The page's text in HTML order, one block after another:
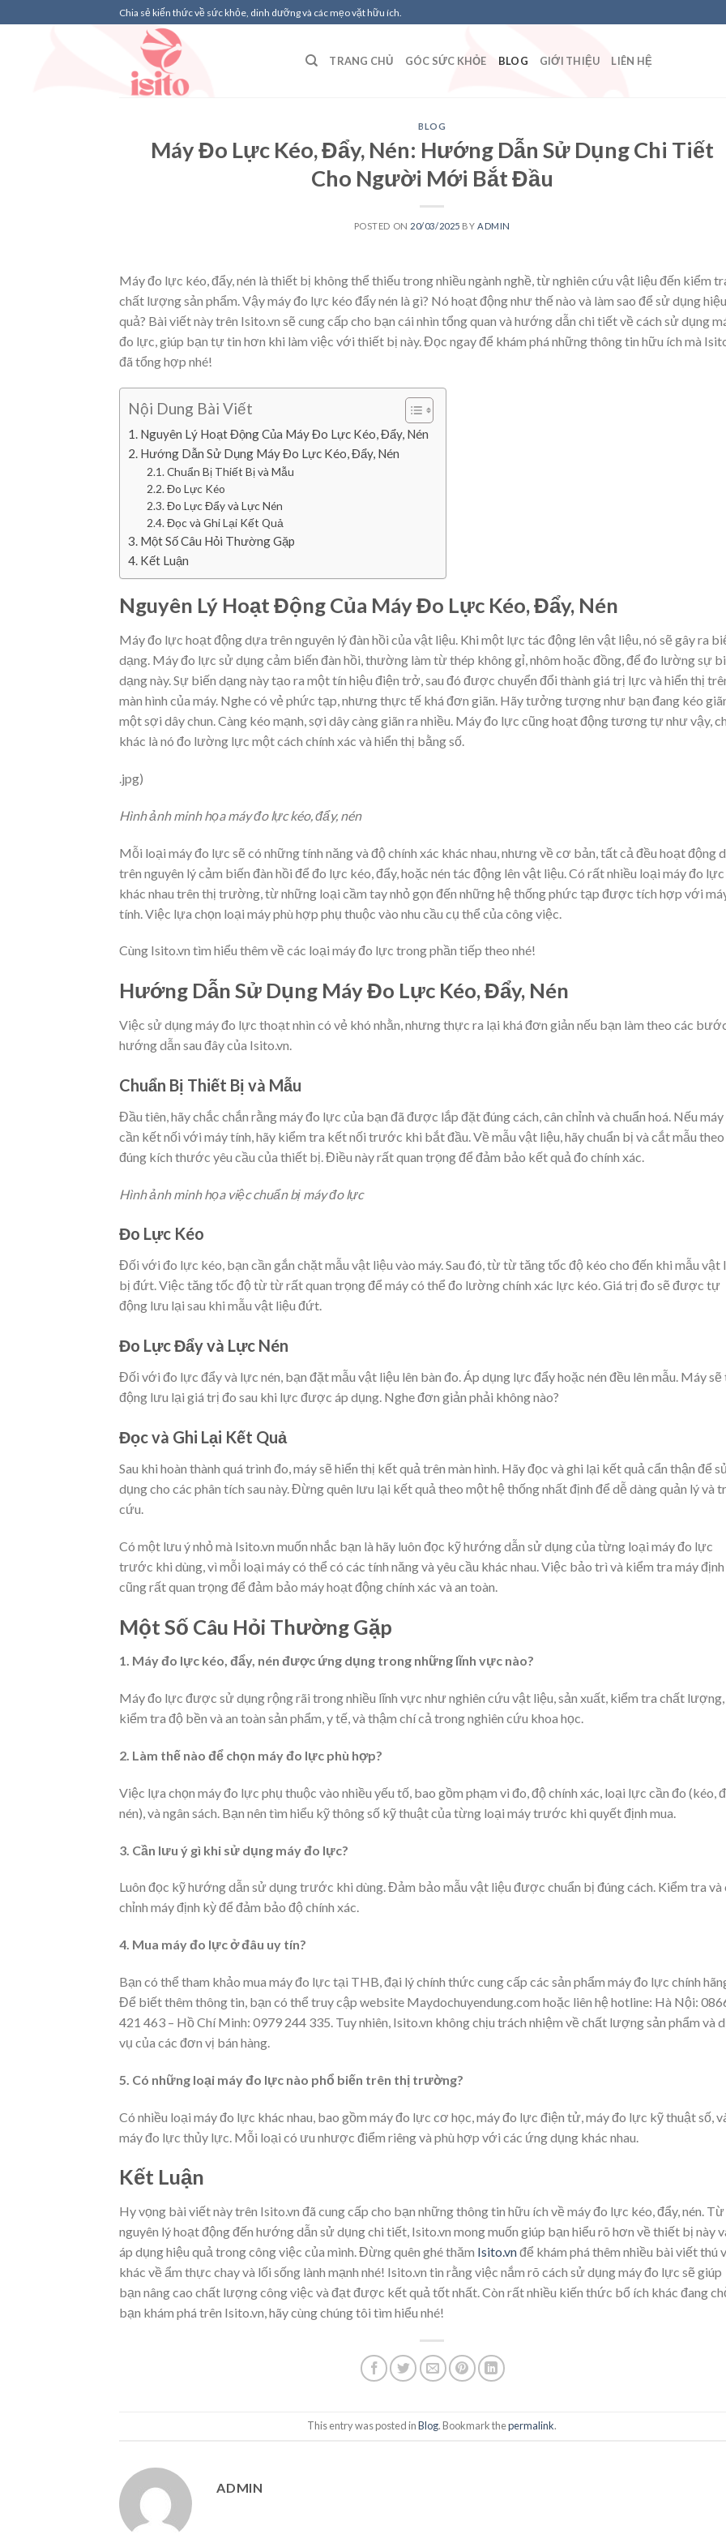
to
Chia sẻ kiến thức về sức khỏe, dinh dưỡng và các mẹo vặt hữu ích.
TRANG CHỦ GÓC SỨC KHỎE BLOG GIỚI THIỆU LIÊN HỆ
BLOG
Máy Đo Lực Kéo, Đẩy, Nén: Hướng Dẫn Sử Dụng Chi Tiết
Cho Người Mới Bắt Đầu
POSTED ON 20/03/2025 BY ADMIN
Máy đo lực kéo, đẩy, nén là thiết bị không thể thiếu trong nhiều ngành nghề, từ nghiên cứu vật liệu đến kiểm
chất lượng sản phẩm. Vậy máy đo lực kéo đẩy nén là gì? Nó hoạt động như thế nào và làm sao để sử dụng hiệu
quả? Bài viết này trên Isito.vn sẽ cung cấp cho bạn cái nhìn tổng quan và hướng dẫn chi tiết về cách sử dụng
đo lực, giúp bạn tự tin hơn khi làm việc với thiết bị này. Đọc ngay để khám phá những thông tin hữu ích mà
đã tổng hợp nhé!
Nội Dung Bài Viết
Nguyên Lý Hoạt Động Của Máy Đo Lực Kéo, Đẩy, Nén
Hướng Dẫn Sử Dụng Máy Đo Lực Kéo, Đẩy, Nén
Chuẩn Bị Thiết Bị và Mẫu
Đo Lực Kéo
Đo Lực Đẩy và Lực Nén
Đọc và Ghi Lại Kết Quả
Một Số Câu Hỏi Thường Gặp
Kết Luận
Nguyên Lý Hoạt Động Của Máy Đo Lực Kéo, Đẩy, Nén
Máy đo lực hoạt động dựa trên nguyên lý đàn hồi của vật liệu. Khi một lực tác động lên vật liệu, nó sẽ gây ra
dạng. Máy đo lực sử dụng cảm biến đàn hồi, thường làm từ thép không gỉ, nhôm hoặc đồng, để đo lường sự
dạng này. Sự biến dạng này tạo ra một tín hiệu điện trở, sau đó được chuyển đổi thành giá trị lực và hiển thị
màn hình của máy. Nghe có vẻ phức tạp, nhưng thực tế khá đơn giãn. Hãy tưởng tượng như bạn đang kéo
một sợi dây chun. Càng kéo mạnh, sợi dây càng giãn ra nhiều. Máy đo lực cũng hoạt động tương tự như vậy,
khác là nó đo lường lực một cách chính xác và hiển thị bằng số.
.jpg)
Hình ảnh minh họa máy đo lực kéo, đẩy, nén
Mỗi loại máy đo lực sẽ có những tính năng và độ chính xác khác nhau, nhưng về cơ bản, tất cả đều hoạt động
trên nguyên lý cảm biến đàn hồi để đo lực kéo, đẩy, hoặc nén tác động lên vật liệu. Có rất nhiều loại máy đo lực
khác nhau trên thị trường, từ những loại cầm tay nhỏ gọn đến những hệ thống phức tạp được tích hợp với
tính. Việc lựa chọn loại máy phù hợp phụ thuộc vào nhu cầu cụ thể của công việc.
Cùng Isito.vn tìm hiểu thêm về các loại máy đo lực trong phần tiếp theo nhé!
Hướng Dẫn Sử Dụng Máy Đo Lực Kéo, Đẩy, Nén
Việc sử dụng máy đo lực thoạt nhìn có vẻ khó nhằn, nhưng thực ra lại khá đơn giản nếu bạn làm theo các
hướng dẫn sau đây của Isito.vn.
Chuẩn Bị Thiết Bị và Mẫu
Đầu tiên, hãy chắc chắn rằng máy đo lực của bạn đã được lắp đặt đúng cách, cân chỉnh và chuẩn hoá. Nếu máy
cần kết nối với máy tính, hãy kiểm tra kết nối trước khi bắt đầu. Về mẫu vật liệu, hãy chuẩn bị và cắt mẫu theo
đúng kích thước yêu cầu của thiết bị. Điều này rất quan trọng để đảm bảo kết quả đo chính xác.
Hình ảnh minh họa việc chuẩn bị máy đo lực
Đo Lực Kéo
Đối với đo lực kéo, bạn cần gắn chặt mẫu vật liệu vào máy. Sau đó, từ từ tăng tốc độ kéo cho đến khi mẫu vật
bị đứt. Việc tăng tốc độ từ từ rất quan trọng để máy có thể đo lường chính xác lực kéo. Giá trị đo sẽ được tự
động lưu lại sau khi mẫu vật liệu đứt.
Đo Lực Đẩy và Lực Nén
Đối với đo lực đẩy và lực nén, bạn đặt mẫu vật liệu lên bàn đo. Áp dụng lực đẩy hoặc nén đều lên mẫu. Máy
động lưu lại giá trị đo sau khi lực được áp dụng. Nghe đơn giản phải không nào?
Đọc và Ghi Lại Kết Quả
Sau khi hoàn thành quá trình đo, máy sẽ hiển thị kết quả trên màn hình. Hãy đọc và ghi lại kết quả cẩn thận để
dụng cho các phân tích sau này. Đừng quên lưu lại kết quả theo một hệ thống nhất định để dễ dàng quản lý và
cứu.
Có một lưu ý nhỏ mà Isito.vn muốn nhắc bạn là hãy luôn đọc kỹ hướng dẫn sử dụng của từng loại máy đo lực
trước khi dùng, vì mỗi loại máy có thể có các tính năng và yêu cầu khác nhau. Việc bảo trì và kiểm tra máy
cũng rất quan trọng để đảm bảo máy hoạt động chính xác và an toàn.
Một Số Câu Hỏi Thường Gặp
1. Máy đo lực kéo, đẩy, nén được ứng dụng trong những lĩnh vực nào?
Máy đo lực được sử dụng rộng rãi trong nhiều lĩnh vực như nghiên cứu vật liệu, sản xuất, kiểm tra chất lượng,
kiểm tra độ bền và an toàn sản phẩm, y tế, và thậm chí cả trong nghiên cứu khoa học.
2. Làm thế nào để chọn máy đo lực phù hợp?
Việc lựa chọn máy đo lực phụ thuộc vào nhiều yếu tố, bao gồm phạm vi đo, độ chính xác, loại lực cần đo (kéo,
nén), và ngân sách. Bạn nên tìm hiểu kỹ thông số kỹ thuật của từng loại máy trước khi quyết định mua.
3. Cần lưu ý gì khi sử dụng máy đo lực?
Luôn đọc kỹ hướng dẫn sử dụng trước khi dùng. Đảm bảo mẫu vật liệu được chuẩn bị đúng cách. Kiểm tra và
chỉnh máy định kỳ để đảm bảo độ chính xác.
4. Mua máy đo lực ở đâu uy tín?
Bạn có thể tham khảo mua máy đo lực tại THB, đại lý chính thức cung cấp các sản phẩm máy đo lực chính
Để biết thêm thông tin, bạn có thể truy cập website Maydochuyendung.com hoặc liên hệ hotline: Hà Nội:
421 463 – Hồ Chí Minh: 0979 244 335. Tuy nhiên, Isito.vn không chịu trách nhiệm về chất lượng sản phẩm và
vụ của các đơn vị bán hàng.
5. Có những loại máy đo lực nào phổ biến trên thị trường?
Có nhiều loại máy đo lực khác nhau, bao gồm máy đo lực cơ học, máy đo lực điện tử, máy đo lực kỹ thuật số,
máy đo lực thủy lực. Mỗi loại có ưu nhược điểm riêng và phù hợp với các ứng dụng khác nhau.
Kết Luận
Hy vọng bài viết này trên Isito.vn đã cung cấp cho bạn những thông tin hữu ích về máy đo lực kéo, đẩy, nén. Từ
nguyên lý hoạt động đến hướng dẫn sử dụng chi tiết, Isito.vn mong muốn giúp bạn hiểu rõ hơn về thiết bị này
áp dụng hiệu quả trong công việc của mình. Đừng quên ghé thăm Isito.vnđể khám phá thêm nhiều bài viết thú
khác về ẩm thực chay và lối sống lành mạnh nhé! Isito.vn tin rằng việc nắm rõ cách sử dụng máy đo lực sẽ giúp
bạn nâng cao chất lượng công việc và đạt được kết quả tốt nhất. Còn rất nhiều kiến thức bổ ích khác đang
bạn khám phá trên Isito.vn, hãy cùng chúng tôi tìm hiểu nhé!
This entry was posted inBlog. Bookmark thepermalink.
ADMIN